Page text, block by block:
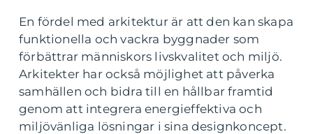
En fördel med arkitektur är att den kan skapa
funktionella och vackra byggnader som
förbättrar människors livskvalitet och miljö.
Arkitekter har också möjlighet att påverka
samhällen och bidra till en hållbar framtid
genom att integrera energieffektiva och
miljövänliga lösningar i sina designkoncept.